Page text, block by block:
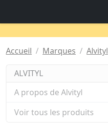
Accueil Marques Alvityl
ALVITYL
A propos de Alvityl
Voir tous les produits